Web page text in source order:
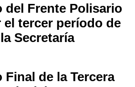
del Frente Polisario
tercer período de
Secretaría
de la Tercera